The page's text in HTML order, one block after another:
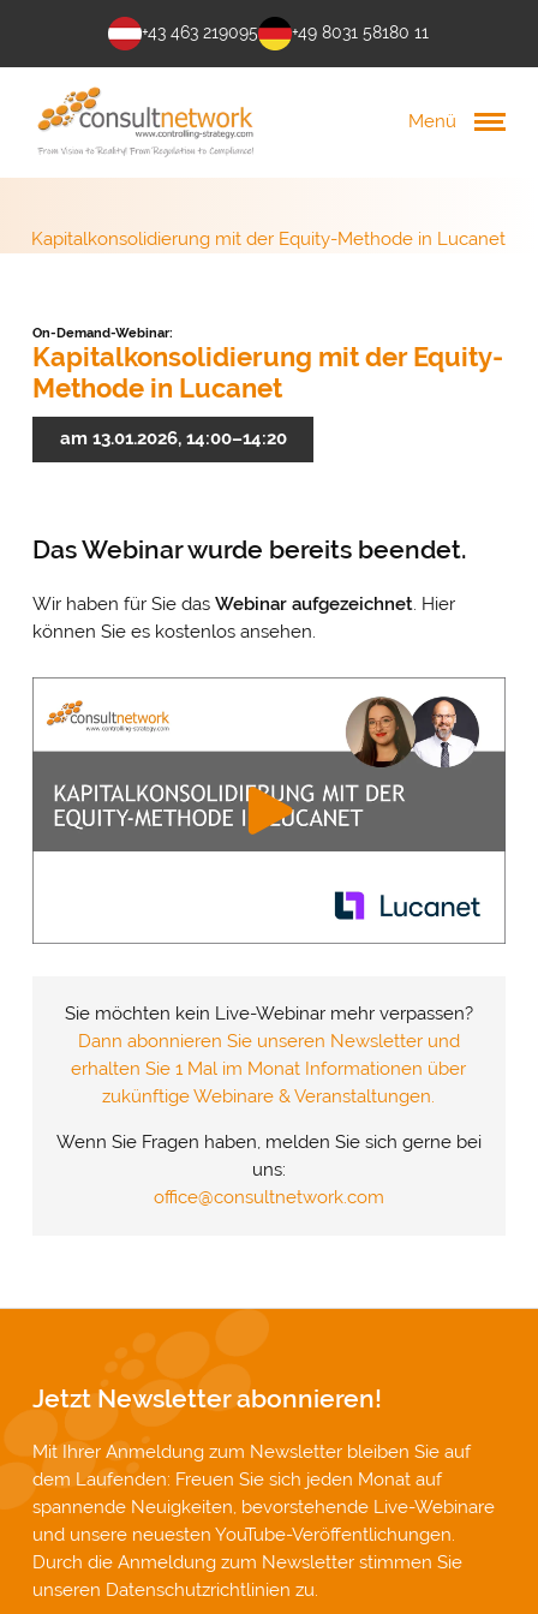
+43 463 219095 +49 8031 58180 11
Menü
Kapitalkonsolidierung mit der Equity-Methode in Lucanet
On-Demand-Webinar:
Kapitalkonsolidierung mit der Equity-
Methode in Lucanet
am 13.01.2026, 14:00–14:20
Das Webinar wurde bereits beendet.
Wir haben für Sie das Webinar aufgezeichnet. Hier
können Sie es kostenlos ansehen.
Sie möchten kein Live-Webinar mehr verpassen?
Dann abonnieren Sie unseren Newsletter und
erhalten Sie 1 Mal im Monat Informationen über
zukünftige Webinare & Veranstaltungen.
Wenn Sie Fragen haben, melden Sie sich gerne bei
uns:
office@consultnetwork.com
Jetzt Newsletter abonnieren!
Mit Ihrer Anmeldung zum Newsletter bleiben Sie auf
dem Laufenden: Freuen Sie sich jeden Monat auf
spannende Neuigkeiten, bevorstehende Live-Webinare
und unsere neuesten YouTube-Veröffentlichungen.
Durch die Anmeldung zum Newsletter stimmen Sie
unseren Datenschutzrichtlinien zu.